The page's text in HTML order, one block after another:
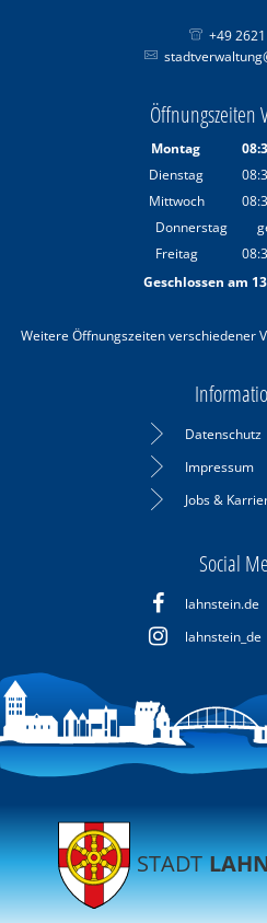
+49
Öffnungszeiten
Montag
Dienstag
Mittwoch
Donnerstag
Freitag
Geschlossen am
Weitere Öffnungszeiten verschiedener
Datenschutz
Impressum
Jobs &
Social
lahnstein.de
lahnstein_de
STADT